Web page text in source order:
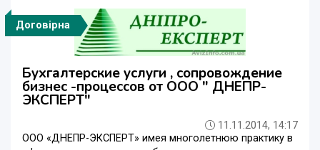
Договірна
Бухгалтерские услуги , сопровождение
бизнес -процессов от ООО " ДНЕПР-
ЭКСПЕРТ"
11.11.2014, 14:17
ООО «ДНЕПР-ЭКСПЕРТ» имея многолетнюю практику в